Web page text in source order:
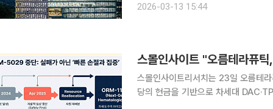
해당한다. 이번 편입으로 JW홀딩스
2026-03-13 15:44
스몰인사이트 "오름테라퓨
스몰인사이트리서치는 23일 오름테
당의 현금을 기반으로 차세대